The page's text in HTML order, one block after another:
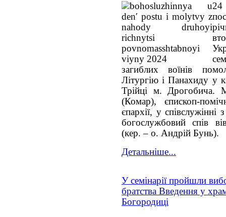
загиблих воїнів
Літургію і Панахиду у
Трійці м. Дрогобича.
(Комар), єпископ-
єпархії, у
богослужбовий спів
(кер. – о. Андрій Бунь).
Детальніше...
У семінарії пройшли
братства Введення у
Богородиці